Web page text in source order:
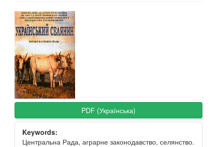
Article
Sidebar
PDF (Українська)
Keywords:
Центральна Рада, аграрне законодавство, селянство.